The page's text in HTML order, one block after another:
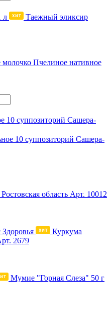
Таежный эликсир
Пчелиное нативное
10 суппозиторий Сашера-
Ростовская область Арт. 10012
Куркума
2679
Мумие "Горная Слеза" 50 г